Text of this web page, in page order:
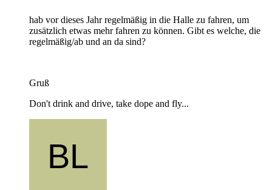
hab vor dieses Jahr regelmäßig in die Halle zu fahren, um
zusätzlich etwas mehr fahren zu können. Gibt es welche, die
regelmäßig/ab und an da sind?
Gruß
Don't drink and drive, take dope and fly...